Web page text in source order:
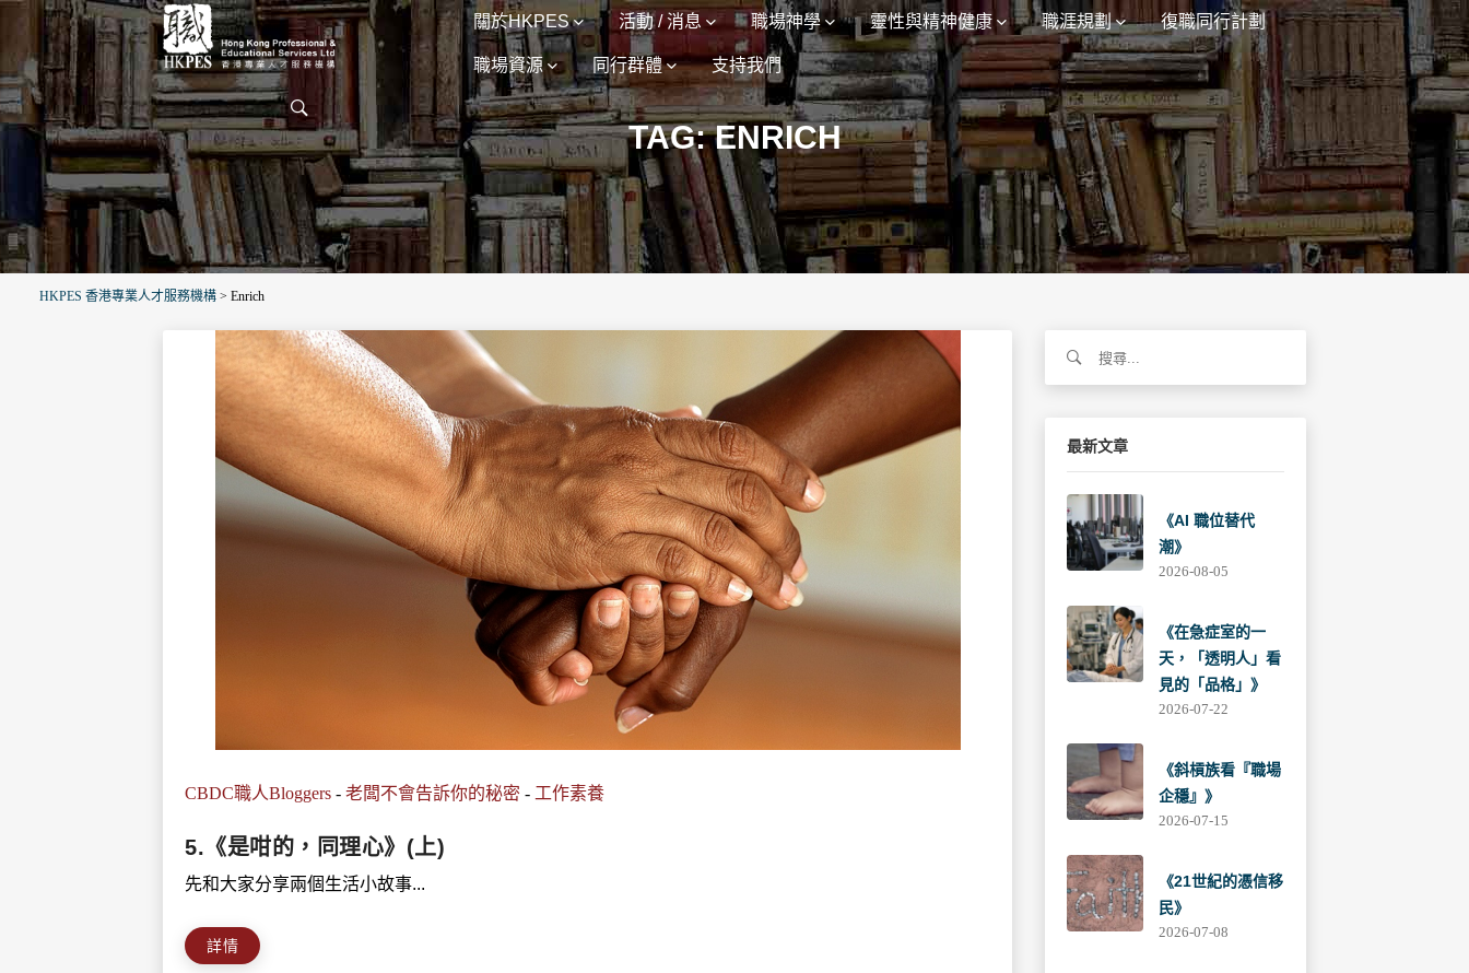
關於HKPES 活動 / 消息 職場神學 靈性與精神健康 職涯規劃 復職同行計劃
職場資源 同行群體 支持我們
TAG: ENRICH
HKPES 香港專業人才服務機構 > Enrich
CBDC職人Bloggers -老闆不會告訴你的秘密 - 工作素養
5.《是咁的，同理心》(上)
先和大家分享兩個生活小故事...
詳情
關
最新文章
《AI 職位替代
潮》
2026-08-05
《在急症室的一
天，「透明人」看
見的「品格」》
2026-07-22
《斜槓族看『職場
企穩』》
2026-07-15
《21世紀的憑信移
民》
2026-07-08